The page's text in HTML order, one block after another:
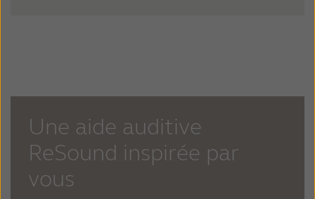
Une aide auditive
ReSound inspirée par
vous